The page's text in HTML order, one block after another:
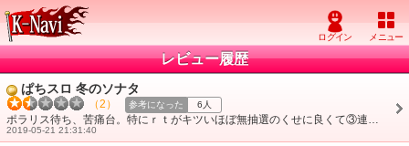
レビュー履歴
ぱちスロ 冬のソナタ
（2） 参考になった 6人
ポラリス待ち、苦痛台。特にｒｔがキツいほぼ無抽選のくせに良くて③連、化け後にしか突入しないので、ジワジワ投資がかさむ。500枚取れてくれオフ終了がベスト。まぁそ・・・
2019-05-21 21:31:40